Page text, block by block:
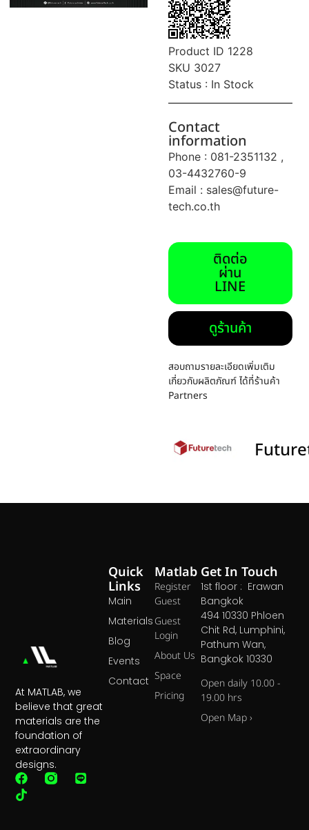
Product ID 1228
SKU 3027
Status : In Stock
Contact
information
Phone : 081-2351132 ,
03-4432760-9
Email : sales@future-
tech.co.th
ติดต่อ
ผ่าน
LINE
ดูร้านค้า
สอบถามรายละเอียดเพิ่มเติม
เกี่ยวกับผลิตภัณฑ์ ได้ที่ร้านค้า
Partners
At MATLAB, we
believe that great
materials are the
foundation of
extraordinary
designs.
Matlab
Register
Guest
Guest
Login
About Us
Space
Pricing
Quick
Links
Main
Materials
Blog
Events
Contact
Get In Touch
1st floor : Erawan
Bangkok
494 10330 Phloen
Chit Rd, Lumphini,
Pathum Wan,
Bangkok 10330
Open daily 10.00 -
19.00 hrs
Open Map ›